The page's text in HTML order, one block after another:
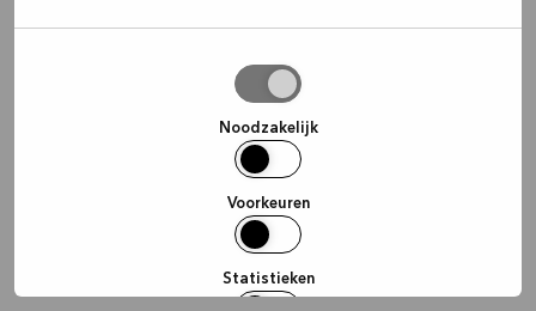
Noodzakelijk
Voorkeuren
Statistieken